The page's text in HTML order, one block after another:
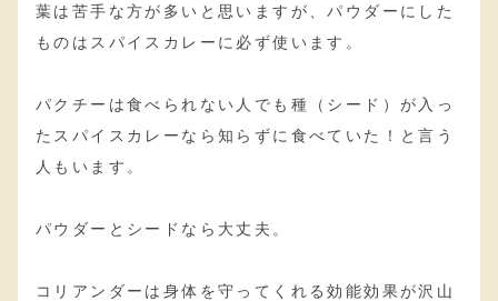
葉は苦手な方が多いと思いますが、パウダーにした
ものはスパイスカレーに必ず使います。
パクチーは食べられない人でも種（シード）が入っ
たスパイスカレーなら知らずに食べていた！と言う
人もいます。
パウダーとシードなら大丈夫。
コリアンダーは身体を守ってくれる効能効果が沢山